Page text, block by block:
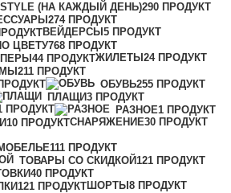
STYLE (НА КАЖДЫЙ ДЕНЬ)290 ПРОДУКТ
274 ПРОДУКТ
ВЕЙДЕРСЫ 5 ПРОДУКТ
ЦВЕТУ768 ПРОДУКТ
44 ПРОДУКТЖИЛЕТЫ 24 ПРОДУКТ
211 ПРОДУКТ
ОБУВЬ255 ПРОДУКТ
ПЛАЩИ3 ПРОДУКТ
ПРОДУКТ РАЗНОЕ1 ПРОДУКТ
10 ПРОДУКТСНАРЯЖЕНИЕ30 ПРОДУКТ
111 ПРОДУКТ
ТОВАРЫ СО СКИДКОЙ121 ПРОДУКТ
40 ПРОДУКТ
121 ПРОДУКТШОРТЫ 8 ПРОДУКТ